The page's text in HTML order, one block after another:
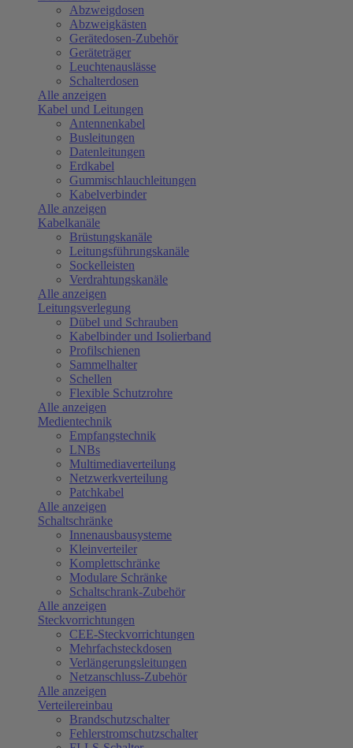
Abzweigdosen
Abzweigkästen
Gerätedosen-Zubehör
Geräteträger
Leuchtenauslässe
Schalterdosen
Alle anzeigen
Kabel und Leitungen
Antennenkabel
Busleitungen
Datenleitungen
Erdkabel
Gummischlauchleitungen
Kabelverbinder
Alle anzeigen
Kabelkanäle
Brüstungskanäle
Leitungsführungskanäle
Sockelleisten
Verdrahtungskanäle
Alle anzeigen
Leitungsverlegung
Dübel und Schrauben
Kabelbinder und Isolierband
Profilschienen
Sammelhalter
Schellen
Flexible Schutzrohre
Alle anzeigen
Medientechnik
Empfangstechnik
LNBs
Multimediaverteilung
Netzwerkverteilung
Patchkabel
Alle anzeigen
Schaltschränke
Innenausbausysteme
Kleinverteiler
Komplettschränke
Modulare Schränke
Schaltschrank-Zubehör
Alle anzeigen
Steckvorrichtungen
CEE-Steckvorrichtungen
Mehrfachsteckdosen
Verlängerungsleitungen
Netzanschluss-Zubehör
Alle anzeigen
Verteilereinbau
Brandschutzschalter
Fehlerstromschutzschalter